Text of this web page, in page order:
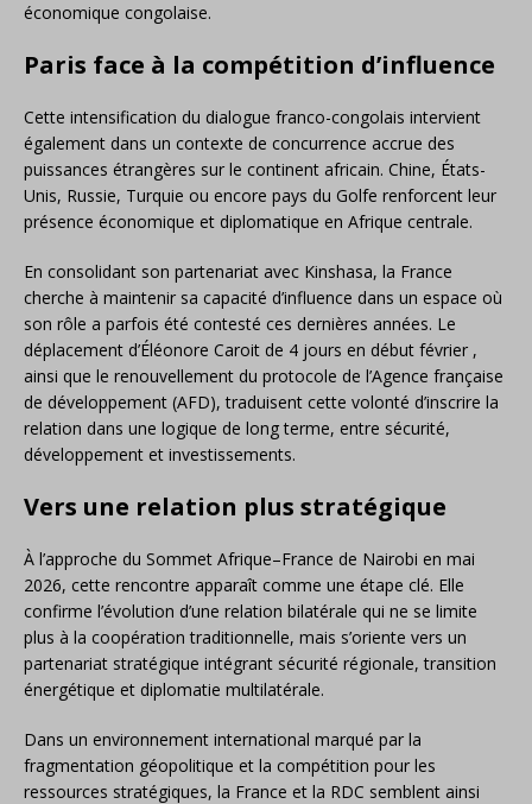
économique congolaise.
Paris face à la compétition d’influence
Cette intensification du dialogue franco-congolais intervient
également dans un contexte de concurrence accrue des
puissances étrangères sur le continent africain. Chine, États-
Unis, Russie, Turquie ou encore pays du Golfe renforcent leur
présence économique et diplomatique en Afrique centrale.
En consolidant son partenariat avec Kinshasa, la France
cherche à maintenir sa capacité d’influence dans un espace où
son rôle a parfois été contesté ces dernières années. Le
déplacement d’Éléonore Caroit de 4 jours en début février ,
ainsi que le renouvellement du protocole de l’Agence française
de développement (AFD), traduisent cette volonté d’inscrire la
relation dans une logique de long terme, entre sécurité,
développement et investissements.
Vers une relation plus stratégique
À l’approche du Sommet Afrique–France de Nairobi en mai
2026, cette rencontre apparaît comme une étape clé. Elle
confirme l’évolution d’une relation bilatérale qui ne se limite
plus à la coopération traditionnelle, mais s’oriente vers un
partenariat stratégique intégrant sécurité régionale, transition
énergétique et diplomatie multilatérale.
Dans un environnement international marqué par la
fragmentation géopolitique et la compétition pour les
ressources stratégiques, la France et la RDC semblent ainsi